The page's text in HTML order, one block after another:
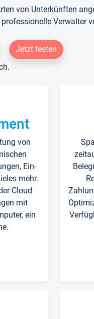
von Unterkünften
Verwalter
Jetzt testen
von
Ein-
mehr.
Cloud
mit
ein